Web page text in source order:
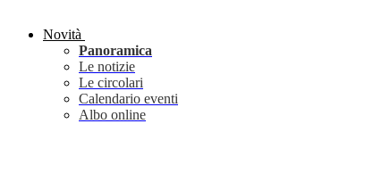
Novità
Panoramica
Le notizie
Le circolari
Calendario eventi
Albo online